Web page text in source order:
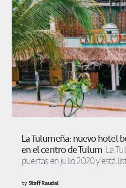
La Tulumeña: nuevo hotel
en el centro de Tulum La
puertas en julio 2020 y está
byStaff Raudal